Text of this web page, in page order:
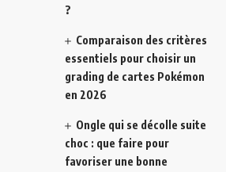
?
Comparaison des critères
essentiels pour choisir un
grading de cartes Pokémon
en 2026
Ongle qui se décolle suite
choc : que faire pour
favoriser une bonne